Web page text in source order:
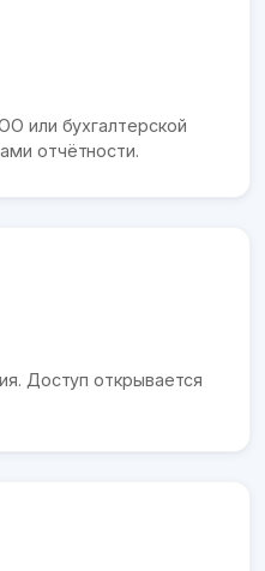
или бухгалтерской
отчётности.
Доступ открывается